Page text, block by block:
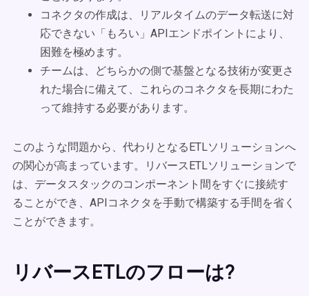
コネクタの作成は、リアルタイムのデータ転送に対
応できない「もろい」APIエンドポイントにより、
困難を極めます。
チームは、どちらかの側で基盤となる技術が変更さ
れた場合に備えて、これらのコネクタを長期にわた
って維持する必要があります。
このような問題から、代わりとなるETLソリューションへ
の関心が高まっています。リバースETLソリューションで
は、データスタックのコンポーネント間をすぐに接続す
ることができ、APIコネクタを手動で構築する手間を省く
ことができます。
リバースETLのフローは?